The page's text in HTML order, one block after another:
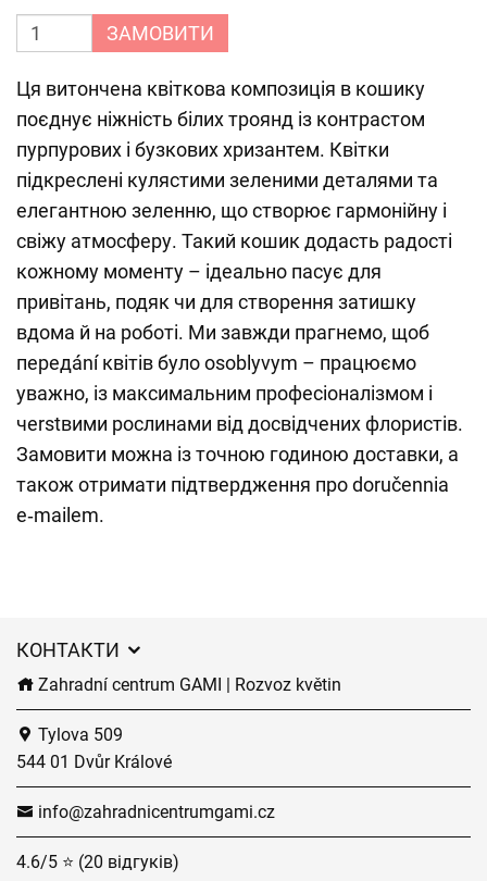
ЗАМОВИТИ
Ця витончена квіткова композиція в кошику
поєднує ніжність білих троянд із контрастом
пурпурових і бузкових хризантем. Квітки
підкреслені кулястими зеленими деталями та
елегантною зеленню, що створює гармонійну і
свіжу атмосферу. Такий кошик додасть радості
кожному моменту – ідеально пасує для
привітань, подяк чи для створення затишку
вдома й на роботі. Ми завжди прагнемо, щоб
передání квітів було osoblyvym – працюємо
уважно, із максимальним професіоналізмом і
чerstвими рослинами від досвідчених флористів.
Замовити можна із точною годиною доставки, а
також отримати підтвердження про doručennia
e‑mailem.
КОНТАКТИ
Zahradní centrum GAMI | Rozvoz květin
Tylova 509
544 01 Dvůr Králové
info@zahradnicentrumgami.cz
4.6/5 ⭐ (20 відгуків)